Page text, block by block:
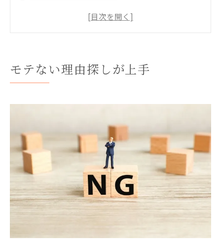
男らしさをはきちがえてる
無料相談はこちら♪
モテない理由探しが上手